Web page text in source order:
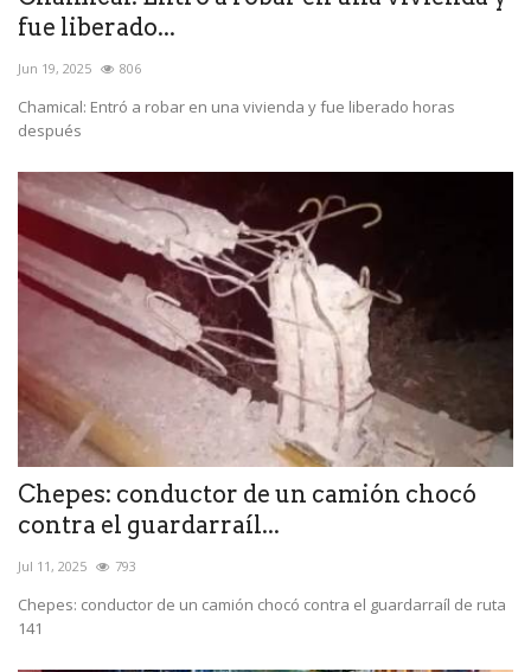
fue liberado...
Jun 19, 2025 806
Chamical: Entró a robar en una vivienda y fue liberado horas
después
Chepes: conductor de un camión chocó
contra el guardarraíl...
Jul 11, 2025 793
Chepes: conductor de un camión chocó contra el guardarraíl de ruta
141